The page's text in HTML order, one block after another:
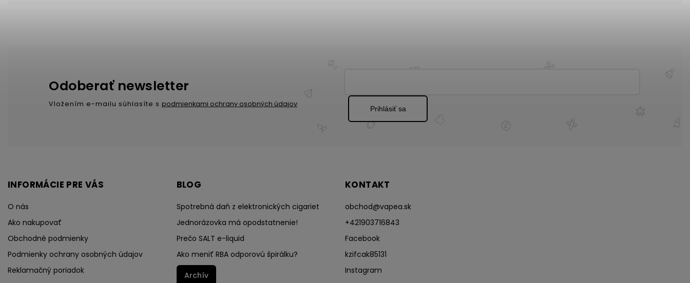
INFORMÁCIE PRE VÁS
O nás
Ako nakupovať
Obchodné podmienky
Podmienky ochrany osobných údajov
Reklamačný poriadok
BLOG
Spotrebná daň z elektronických cigariet
Jednorázovka má opodstatnenie!
Prečo SALT e-liquid
Ako meniť RBA odporovú špirálku?
Archív
KONTAKT
obchod@vapea.sk
+421903716843
Facebook
kzifcak85131
Instagram
Odoberať newsletter
Vložením e-mailu súhlasíte s podmienkami ochrany osobných údajov
Prihlásiť sa